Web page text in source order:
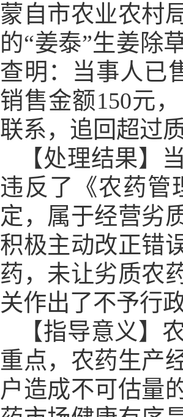
蒙自市农业农村
的“姜泰”生姜除
查明：当事人已
销售金额150元
联系，追回超过
【处理结果】
违反了《农药管
定，属于经营劣
积极主动改正错
药，未让劣质农
关作出了不予行
【指导意义】
重点，农药生产
户造成不可估量